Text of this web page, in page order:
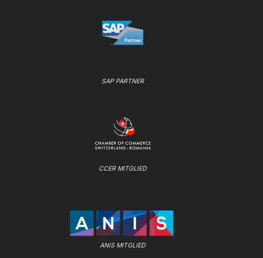
SAP PARTNER
CCER MITGLIED
ANIS MITGLIED